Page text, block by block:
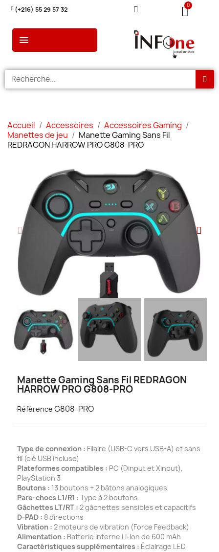
(+216) 55 29 57 32
Accueil Accessoires
Accessoires Gaming
Manettes de jeu
Manette Gaming Sans Fil
REDRAGON HARROW PRO G808-PRO
Manette Gaming Sans Fil REDRAGON
HARROW PRO G808-PRO
Référence G808-PRO
Type de connexion : Filaire (USB-C vers USB-A) et sans
fil (clé USB incluse)
Plateformes compatibles : PC (Dinput et Xinput),
PlayStation 3
Boutons : 13 boutons + 2 bâtons analogiques
Pare-chocs L1/R1 : Type à 2 boutons
Gâchettes LT/RT : 2 gâchettes sensibles et capacitifs
D-PAD : 8 directions
Vibration : 2 moteurs de vibration (Force Feedback)
Alimentation : Batterie interne Li-Ion de 600 mAh
Caractéristiques supplémentaires : Éclairage LED